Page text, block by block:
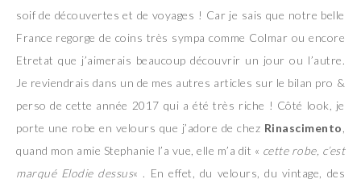
soif de découvertes et de voyages ! Car je sais que notre belle
France regorge de coins très sympa comme Colmar ou encore
Etretat que j’aimerais beaucoup découvrir un jour ou l’autre.
Je reviendrais dans un de mes autres articles sur le bilan pro &
perso de cette année 2017 qui a été très riche ! Côté look, je
porte une robe en velours que j’adore de chez Rinascimento,
quand mon amie Stephanie l’a vue, elle m’a dit « cette robe, c’est
marqué Elodie dessus« . En effet, du velours, du vintage, des